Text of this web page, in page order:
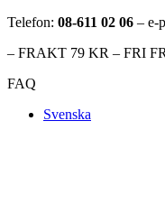
Telefon: 08-611 02 06 – e-
– FRAKT 79 KR – FRI
FAQ
Svenska